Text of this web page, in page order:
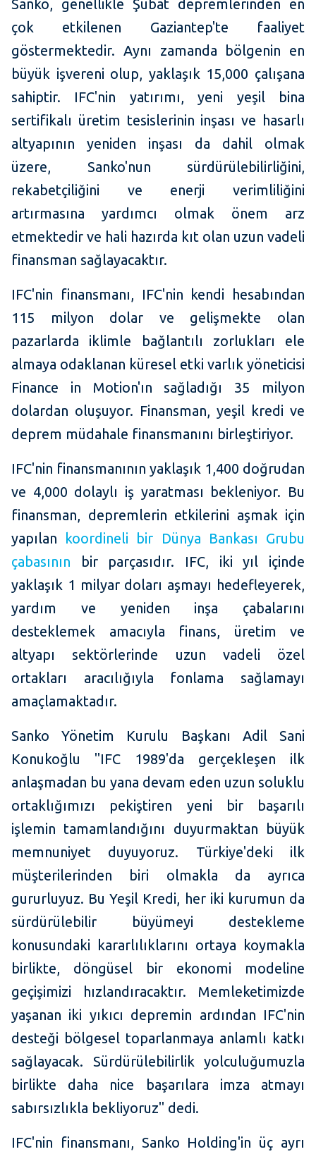
Sanko, genellikle Şubat depremlerinden en
çok etkilenen Gaziantep'te faaliyet
göstermektedir. Aynı zamanda bölgenin en
büyük işvereni olup, yaklaşık 15,000 çalışana
sahiptir. IFC'nin yatırımı, yeni yeşil bina
sertifikalı üretim tesislerinin inşası ve hasarlı
altyapının yeniden inşası da dahil olmak
üzere, Sanko'nun sürdürülebilirliğini,
rekabetçiliğini ve enerji verimliliğini
artırmasına yardımcı olmak önem arz
etmektedir ve hali hazırda kıt olan uzun vadeli
finansman sağlayacaktır.
IFC'nin finansmanı, IFC'nin kendi hesabından
115 milyon dolar ve gelişmekte olan
pazarlarda iklimle bağlantılı zorlukları ele
almaya odaklanan küresel etki varlık yöneticisi
Finance in Motion'ın sağladığı 35 milyon
dolardan oluşuyor. Finansman, yeşil kredi ve
deprem müdahale finansmanını birleştiriyor.
IFC'nin finansmanının yaklaşık 1,400 doğrudan
ve 4,000 dolaylı iş yaratması bekleniyor. Bu
finansman, depremlerin etkilerini aşmak için
yapılan
koordineli bir Dünya Bankası Grubu
çabasının bir parçasıdır. IFC, iki yıl içinde
yaklaşık 1 milyar doları aşmayı hedefleyerek,
yardım ve yeniden inşa çabalarını
desteklemek amacıyla finans, üretim ve
altyapı sektörlerinde uzun vadeli özel
ortakları aracılığıyla fonlama sağlamayı
amaçlamaktadır.
Sanko Yönetim Kurulu Başkanı Adil Sani
Konukoğlu "IFC 1989'da gerçekleşen ilk
anlaşmadan bu yana devam eden uzun soluklu
ortaklığımızı pekiştiren yeni bir başarılı
işlemin tamamlandığını duyurmaktan büyük
memnuniyet duyuyoruz. Türkiye'deki ilk
müşterilerinden biri olmakla da ayrıca
gururluyuz. Bu Yeşil Kredi, her iki kurumun da
sürdürülebilir büyümeyi destekleme
konusundaki kararlılıklarını ortaya koymakla
birlikte, döngüsel bir ekonomi modeline
geçişimizi hızlandıracaktır. Memleketimizde
yaşanan iki yıkıcı depremin ardından IFC'nin
desteği bölgesel toparlanmaya anlamlı katkı
sağlayacak. Sürdürülebilirlik yolculuğumuzla
birlikte daha nice başarılara imza atmayı
sabırsızlıkla bekliyoruz" dedi.
IFC'nin finansmanı, Sanko Holding'in üç ayrı